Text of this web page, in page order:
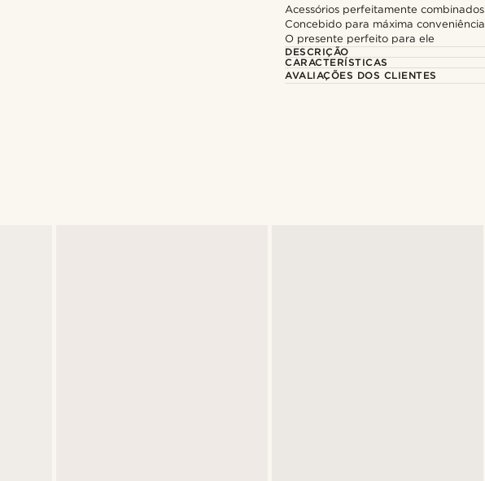
Acessórios perfeitamente combinados
Concebido para máxima conveniência
O presente perfeito para ele
DESCRIÇÃO
CARACTERÍSTICAS
AVALIAÇÕES DOS CLIENTES